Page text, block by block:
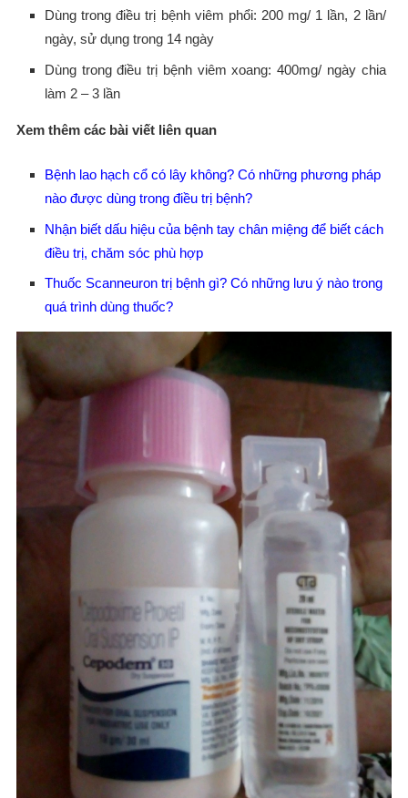
Dùng trong điều trị bệnh viêm phổi: 200 mg/ 1 lần, 2 lần/
ngày, sử dụng trong 14 ngày
Dùng trong điều trị bệnh viêm xoang: 400mg/ ngày chia
làm 2 – 3 lần
Xem thêm các bài viết liên quan
Bệnh lao hạch cổ có lây không? Có những phương pháp
nào được dùng trong điều trị bệnh?
Nhận biết dấu hiệu của bệnh tay chân miệng để biết cách
điều trị, chăm sóc phù hợp
Thuốc Scanneuron trị bệnh gì? Có những lưu ý nào trong
quá trình dùng thuốc?